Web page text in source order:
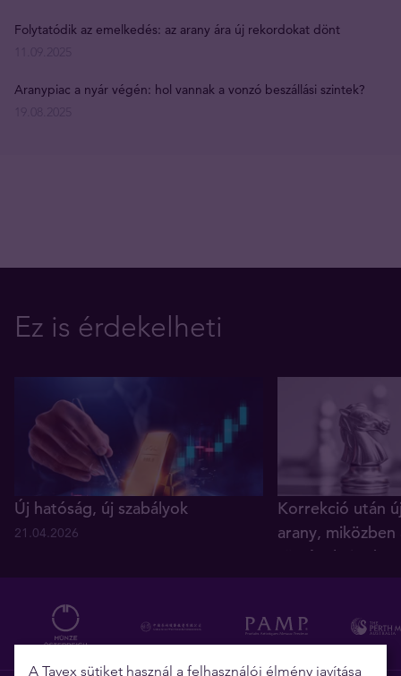
Folytatódik az emelkedés: az arany ára új rekordokat dönt
Aranypiac a nyár végén: hol vannak a vonzó beszállási szintek?
Ez is érdekelheti
Új hatóság, új szabályok
21.04.2026
Korrekció után
arany, miközben
történelmi
A Tavex sütiket használ a felhasználói élmény javítása